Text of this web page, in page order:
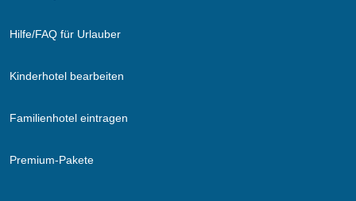
Hilfe/FAQ für Urlauber
Kinderhotel bearbeiten
Familienhotel eintragen
Premium-Pakete